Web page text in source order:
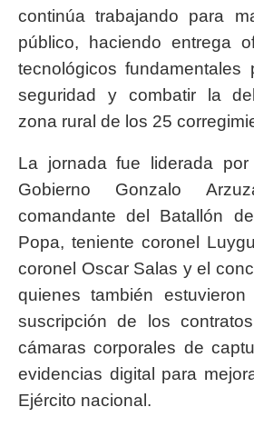
continúa trabajando para
público, haciendo entrega
tecnológicos fundamentales
seguridad y combatir la
zona rural de los 25
La jornada fue liderada
Gobierno Gonzalo
comandante del Batallón
Popa, teniente coronel
coronel Oscar Salas y el
quienes también
suscripción de los
cámaras corporales de
evidencias digital para
Ejército nacional.